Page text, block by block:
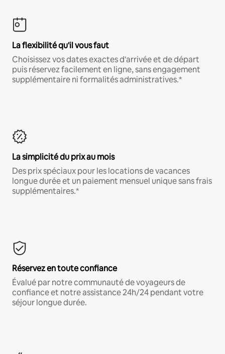
La flexibilité qu'il vous faut
Choisissez vos dates exactes d'arrivée et de départ
puis réservez facilement en ligne, sans engagement
supplémentaire ni formalités administratives.*
La simplicité du prix au mois
Des prix spéciaux pour les locations de vacances
longue durée et un paiement mensuel unique sans frais
supplémentaires.*
Réservez en toute confiance
Évalué par notre communauté de voyageurs de
confiance et notre assistance 24h/24 pendant votre
séjour longue durée.